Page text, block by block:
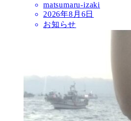
matsumaru-izaki
2026年8月6日
お知らせ